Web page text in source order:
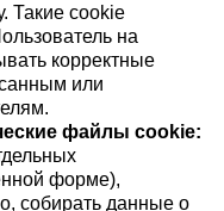
Такие cookie
на
корректные
или
файлы cookie:
форме),
собирать данные о